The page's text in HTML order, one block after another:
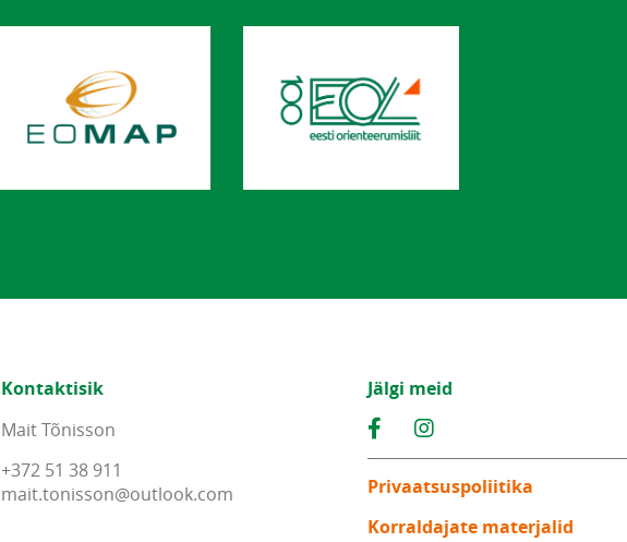
Kontaktisik
Mait Tõnisson
+372 51 38 911
mait.tonisson@outlook.com
Jälgi meid
Privaatsuspoliitika
Korraldajate materjalid